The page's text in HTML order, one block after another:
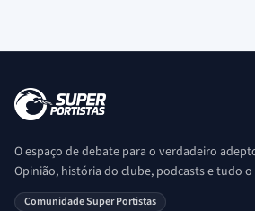
O espaço de debate para o verdadeiro
Opinião, história do clube, podcasts e tudo o
saber sobre o universo Porto. Ser Porto é aqui!
Comunidade Super Portistas